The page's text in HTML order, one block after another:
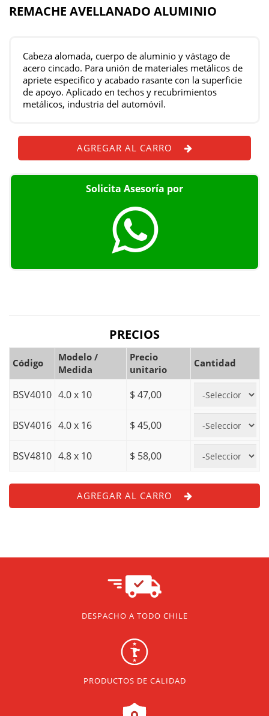
REMACHE AVELLANADO ALUMINIO
Cabeza alomada, cuerpo de aluminio y vástago de
acero cincado. Para unión de materiales metálicos de
apriete especifico y acabado rasante con la superficie
de apoyo. Aplicado en techos y recubrimientos
metálicos, industria del automóvil.
AGREGAR AL CARRO
Solicita Asesoría por
PRECIOS
Código
Modelo /
Medida
Precio
unitario
Cantidad
BSV4010 4.0 x 10 $ 47,00
BSV4016 4.0 x 16 $ 45,00
BSV4810 4.8 x 10 $ 58,00
AGREGAR AL CARRO
DESPACHO A TODO CHILE
PRODUCTOS DE CALIDAD